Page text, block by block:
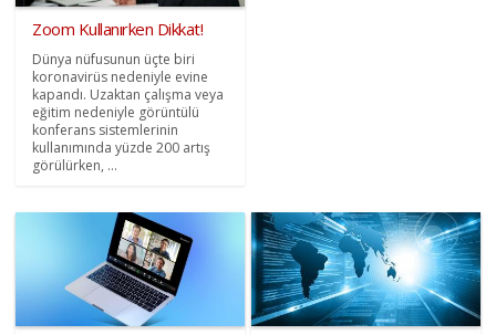
Zoom Kullanırken Dikkat!
Dünya nüfusunun üçte biri
koronavirüs nedeniyle evine
kapandı. Uzaktan çalışma veya
eğitim nedeniyle görüntülü
konferans sistemlerinin
kullanımında yüzde 200 artış
görülürken, ...